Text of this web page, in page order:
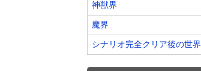
神獣界
魔界
シナリオ完全クリア後の世界